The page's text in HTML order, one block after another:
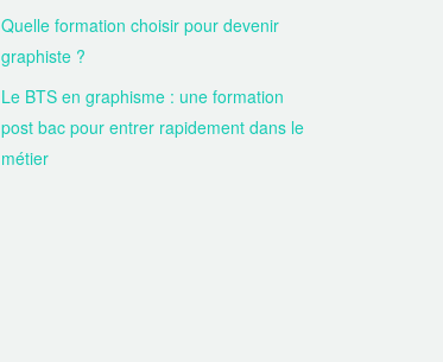
Quelle formation choisir pour devenir
graphiste ?
Le BTS en graphisme : une formation
post bac pour entrer rapidement dans le
métier